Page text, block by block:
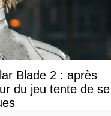
Blade 2 : après
du jeu tente de se